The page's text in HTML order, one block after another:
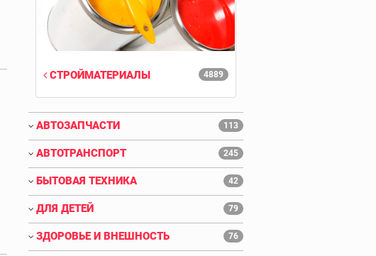
4889
СТРОЙМАТЕРИАЛЫ
АВТОЗАПЧАСТИ 113
АВТОТРАНСПОРТ 245
БЫТОВАЯ ТЕХНИКА 42
ДЛЯ ДЕТЕЙ 79
ЗДОРОВЬЕ И ВНЕШНОСТЬ 76